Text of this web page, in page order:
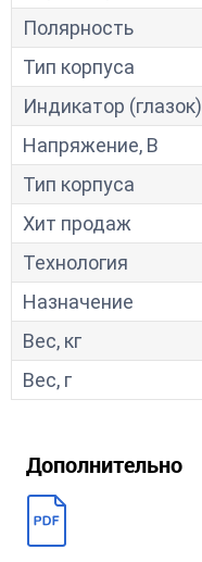
Полярность
Тип корпуса
Индикатор (глазок)
Напряжение, В
Тип корпуса
Хит продаж
Технология
Назначение
Вес, кг
Вес, г
Дополнительно